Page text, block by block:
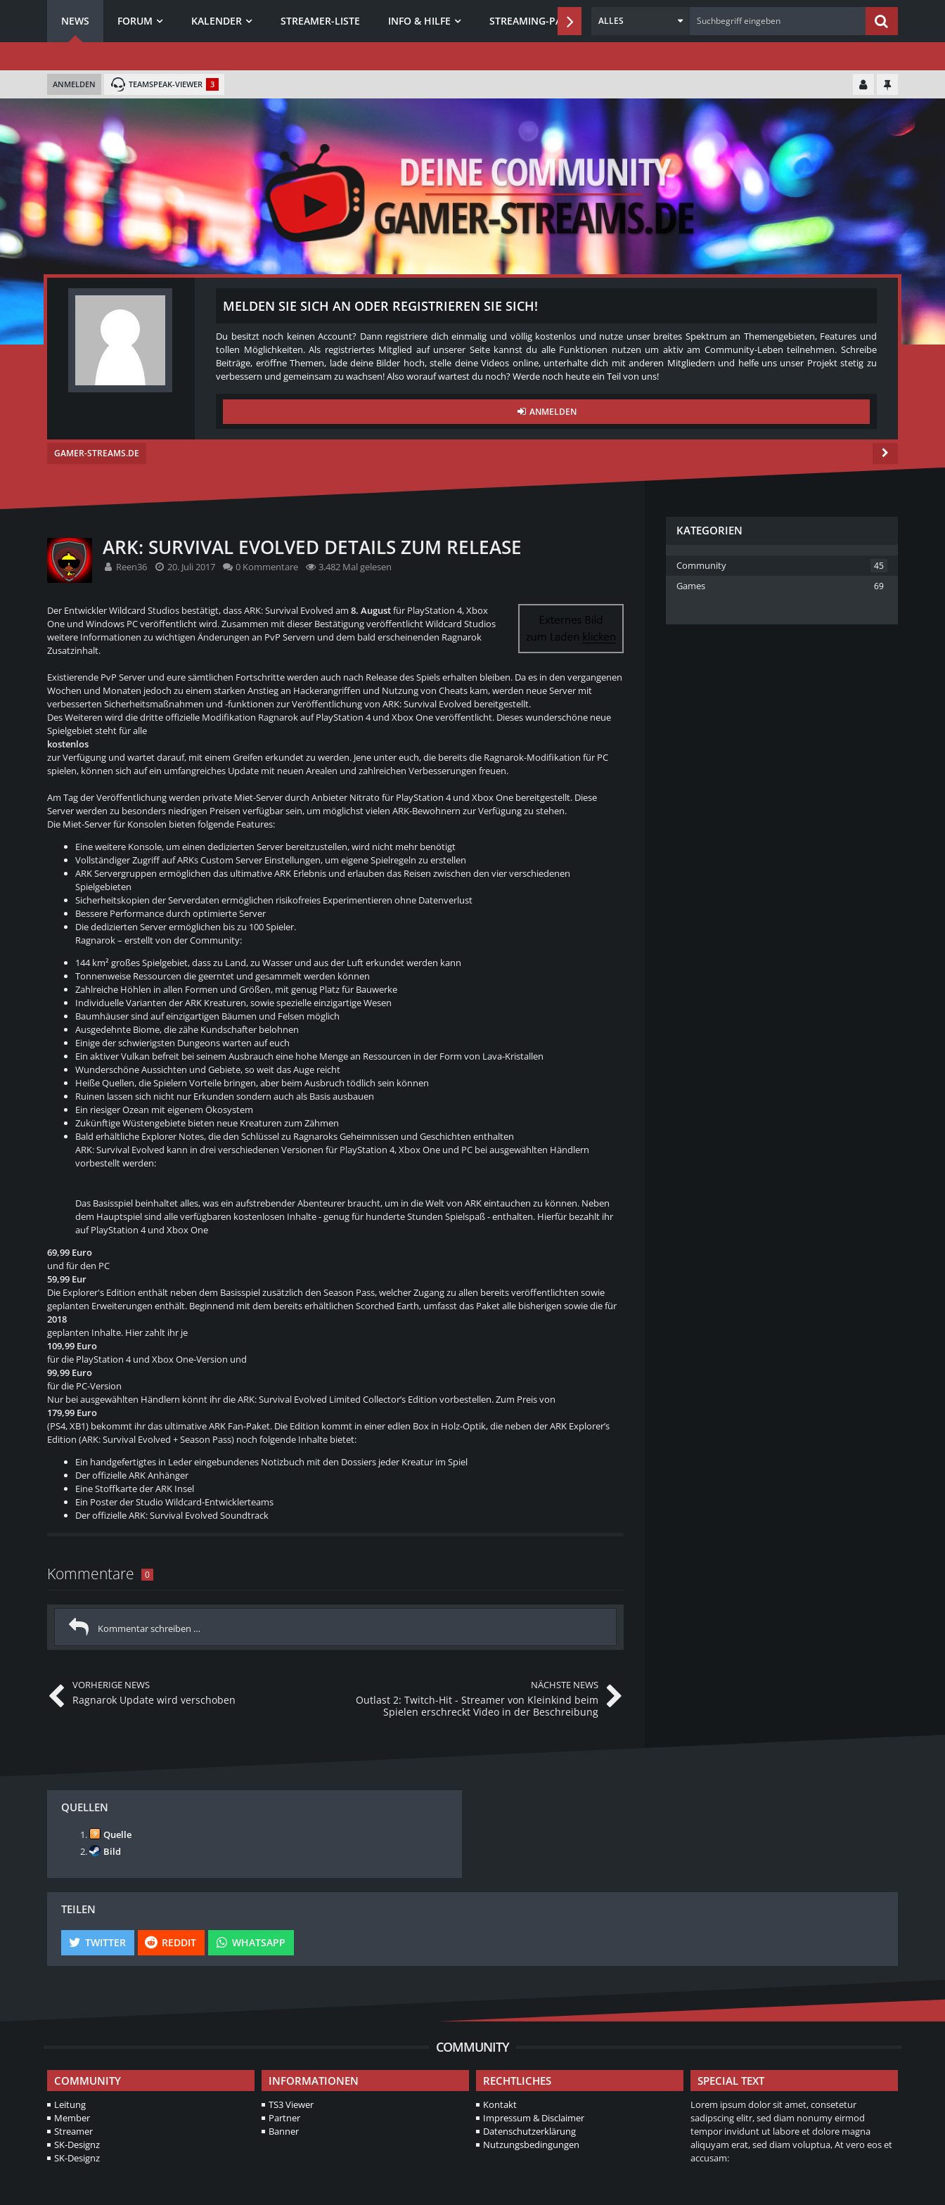
NEWS FORUM KALENDER STREAMER-LISTE INFO & HILFE STREAMING-PARTNER ALLES
ANMELDEN TEAMSPEAK-VIEWER 3
MELDEN SIE SICH AN ODER REGISTRIEREN SIE SICH!
Du besitzt noch keinen Account? Dann registriere dich einmalig und völlig kostenlos und nutze unser breites Spektrum an Themengebieten, Features und
tollen Möglichkeiten. Als registriertes Mitglied auf unserer Seite kannst du alle Funktionen nutzen um aktiv am Community-Leben teilnehmen. Schreibe
Beiträge, eröffne Themen, lade deine Bilder hoch, stelle deine Videos online, unterhalte dich mit anderen Mitgliedern und helfe uns unser Projekt stetig zu
verbessern und gemeinsam zu wachsen! Also worauf wartest du noch? Werde noch heute ein Teil von uns!
ANMELDEN
GAMER-STREAMS.DE
ARK: SURVIVAL EVOLVED DETAILS ZUM RELEASE
Reen36 20. Juli 2017 0 Kommentare 3.482 Mal gelesen
Der Entwickler Wildcard Studios bestätigt, dass ARK: Survival Evolved am 8. Augustfür PlayStation 4, Xbox
One und Windows PC veröffentlicht wird. Zusammen mit dieser Bestätigung veröffentlicht Wildcard Studios
weitere Informationen zu wichtigen Änderungen an PvP Servern und dem bald erscheinenden Ragnarok
Zusatzinhalt.
Existierende PvP Server und eure sämtlichen Fortschritte werden auch nach Release des Spiels erhalten bleiben. Da es in den vergangenen
Wochen und Monaten jedoch zu einem starken Anstieg an Hackerangriffen und Nutzung von Cheats kam, werden neue Server mit
verbesserten Sicherheitsmaßnahmen und -funktionen zur Veröffentlichung von ARK: Survival Evolved bereitgestellt.
Des Weiteren wird die dritte offizielle Modifikation Ragnarok auf PlayStation 4 und Xbox One veröffentlicht. Dieses wunderschöne neue
Spielgebiet steht für alle
kostenlos
zur Verfügung und wartet darauf, mit einem Greifen erkundet zu werden. Jene unter euch, die bereits die Ragnarok-Modifikation für PC
spielen, können sich auf ein umfangreiches Update mit neuen Arealen und zahlreichen Verbesserungen freuen.
Am Tag der Veröffentlichung werden private Miet-Server durch Anbieter Nitrato für PlayStation 4 und Xbox One bereitgestellt. Diese
Server werden zu besonders niedrigen Preisen verfügbar sein, um möglichst vielen ARK-Bewohnern zur Verfügung zu stehen.
Die Miet-Server für Konsolen bieten folgende Features:
Eine weitere Konsole, um einen dedizierten Server bereitzustellen, wird nicht mehr benötigt
Vollständiger Zugriff auf ARKs Custom Server Einstellungen, um eigene Spielregeln zu erstellen
ARK Servergruppen ermöglichen das ultimative ARK Erlebnis und erlauben das Reisen zwischen den vier verschiedenen
Spielgebieten
Sicherheitskopien der Serverdaten ermöglichen risikofreies Experimentieren ohne Datenverlust
Bessere Performance durch optimierte Server
Die dedizierten Server ermöglichen bis zu 100 Spieler.
Ragnarok – erstellt von der Community:
144 km² großes Spielgebiet, dass zu Land, zu Wasser und aus der Luft erkundet werden kann
Tonnenweise Ressourcen die geerntet und gesammelt werden können
Zahlreiche Höhlen in allen Formen und Größen, mit genug Platz für Bauwerke
Individuelle Varianten der ARK Kreaturen, sowie spezielle einzigartige Wesen
Baumhäuser sind auf einzigartigen Bäumen und Felsen möglich
Ausgedehnte Biome, die zähe Kundschafter belohnen
Einige der schwierigsten Dungeons warten auf euch
Ein aktiver Vulkan befreit bei seinem Ausbrauch eine hohe Menge an Ressourcen in der Form von Lava-Kristallen
Wunderschöne Aussichten und Gebiete, so weit das Auge reicht
Heiße Quellen, die Spielern Vorteile bringen, aber beim Ausbruch tödlich sein können
Ruinen lassen sich nicht nur Erkunden sondern auch als Basis ausbauen
Ein riesiger Ozean mit eigenem Ökosystem
Zukünftige Wüstengebiete bieten neue Kreaturen zum Zähmen
Bald erhältliche Explorer Notes, die den Schlüssel zu Ragnaroks Geheimnissen und Geschichten enthalten
ARK: Survival Evolved kann in drei verschiedenen Versionen für PlayStation 4, Xbox One und PC bei ausgewählten Händlern
vorbestellt werden:
Das Basisspiel beinhaltet alles, was ein aufstrebender Abenteurer braucht, um in die Welt von ARK eintauchen zu können. Neben
dem Hauptspiel sind alle verfügbaren kostenlosen Inhalte - genug für hunderte Stunden Spielspaß - enthalten. Hierfür bezahlt ihr
auf PlayStation 4 und Xbox One
69,99 Euro
und für den PC
59,99 Eur
Die Explorer's Edition enthält neben dem Basisspiel zusätzlich den Season Pass, welcher Zugang zu allen bereits veröffentlichten sowie
geplanten Erweiterungen enthält. Beginnend mit dem bereits erhältlichen Scorched Earth, umfasst das Paket alle bisherigen sowie die für
2018
geplanten Inhalte. Hier zahlt ihr je
109,99 Euro
für die PlayStation 4 und Xbox One-Version und
99,99 Euro
für die PC-Version
Nur bei ausgewählten Händlern könnt ihr die ARK: Survival Evolved Limited Collector’s Edition vorbestellen. Zum Preis von
179,99 Euro
(PS4, XB1) bekommt ihr das ultimative ARK Fan-Paket. Die Edition kommt in einer edlen Box in Holz-Optik, die neben der ARK Explorer’s
Edition (ARK: Survival Evolved + Season Pass) noch folgende Inhalte bietet:
Ein handgefertigtes in Leder eingebundenes Notizbuch mit den Dossiers jeder Kreatur im Spiel
Der offizielle ARK Anhänger
Eine Stoffkarte der ARK Insel
Ein Poster der Studio Wildcard-Entwicklerteams
Der offizielle ARK: Survival Evolved Soundtrack
Kommentare 0
VORHERIGE NEWS
Ragnarok Update wird verschoben
NÄCHSTE NEWS
Outlast 2: Twitch-Hit - Streamer von Kleinkind beim
Spielen erschreckt Video in der Beschreibung
KATEGORIEN
Community 45
Games 69
QUELLEN
Quelle
Bild
TEILEN
TWITTER REDDIT WHATSAPP
COMMUNITY
COMMUNITY
Leitung
Member
Streamer
SK-Designz
SK-Designz
INFORMATIONEN
TS3 Viewer
Partner
Banner
RECHTLICHES
Kontakt
Impressum & Disclaimer
Datenschutzerklärung
Nutzungsbedingungen
SPECIAL TEXT
Lorem ipsum dolor sit amet, consetetur
sadipscing elitr, sed diam nonumy eirmod
tempor invidunt ut labore et dolore magna
aliquyam erat, sed diam voluptua, At vero eos et
accusam: